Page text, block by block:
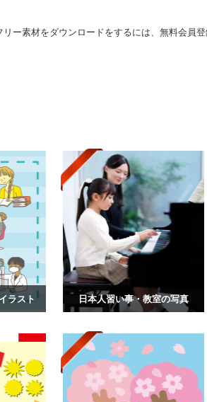
ー素材をダウンロードをするには、無料会員
ラスト 日本人習い事・教室の写真